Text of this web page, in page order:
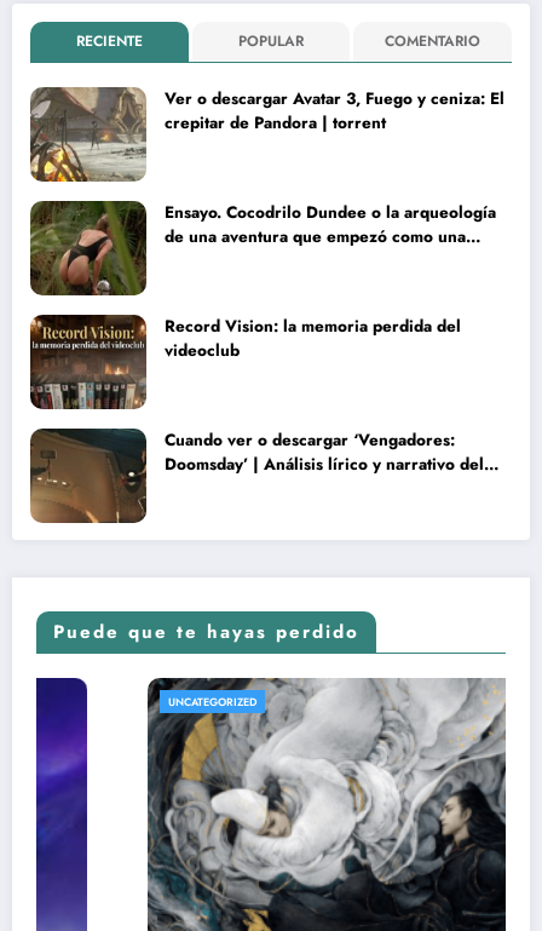
RECIENTE POPULAR COMENTARIO
Ver o descargar Avatar 3, Fuego y ceniza: El
crepitar de Pandora | torrent
Ensayo. Cocodrilo Dundee o la arqueología
de una aventura que empezó como una
Record Vision: la memoria perdida del
videoclub
Cuando ver o descargar ‘Vengadores:
Doomsday’ | Análisis lírico y narrativo del
Puede que te hayas perdido